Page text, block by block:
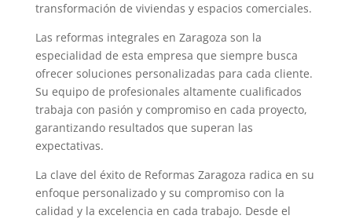
transformación de viviendas y espacios comerciales.
Las reformas integrales en Zaragoza son la
especialidad de esta empresa que siempre busca
ofrecer soluciones personalizadas para cada cliente.
Su equipo de profesionales altamente cualificados
trabaja con pasión y compromiso en cada proyecto,
garantizando resultados que superan las
expectativas.
La clave del éxito de Reformas Zaragoza radica en su
enfoque personalizado y su compromiso con la
calidad y la excelencia en cada trabajo. Desde el